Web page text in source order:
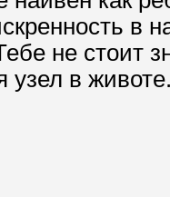
в
не стоит
узел в